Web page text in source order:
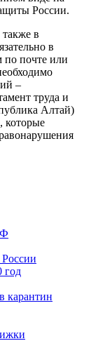
России.
в
в
по почте или
–
труда и
Алтай)
которые
год
карантин